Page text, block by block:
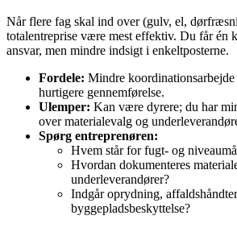
Når flere fag skal ind over (gulv, el,
totalentreprise være mest effektiv. Du får én
ansvar, men mindre indsigt i enkeltposterne.
Fordele: Mindre
hurtigere gennemførelse.
Ulemper: Kan være dyrere; du har
over materialevalg og
Spørg entreprenøren:
Hvem står for fugt- og
Hvordan dokumenteres
underleverandører?
Indgår oprydning,
byggepladsbeskyttelse?